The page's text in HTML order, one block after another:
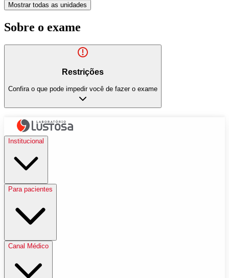
Mostrar todas as unidades
Sobre o exame
Restrições
Confira o que pode impedir você de fazer o exame
Institucional
Para pacientes
Canal Médico